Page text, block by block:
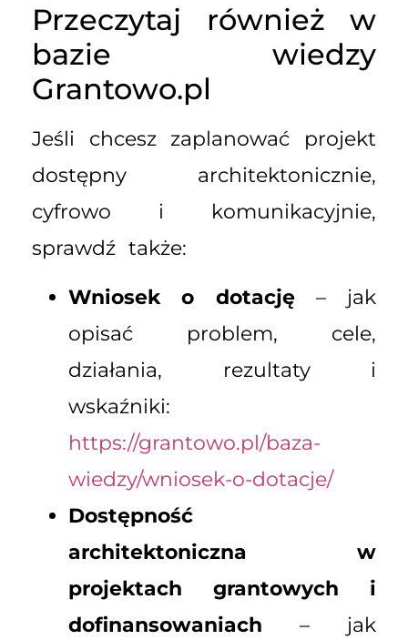
Przeczytaj również w
bazie wiedzy
Grantowo.pl
Jeśli chcesz zaplanować projekt
dostępny architektonicznie,
cyfrowo i komunikacyjnie,
sprawdź także:
Wniosek o dotację– jak
opisać problem, cele,
działania, rezultaty i
wskaźniki:
https://grantowo.pl/baza-
wiedzy/wniosek-o-dotacje/
Dostępność
architektoniczna w
projektach grantowych i
dofinansowaniach – jak